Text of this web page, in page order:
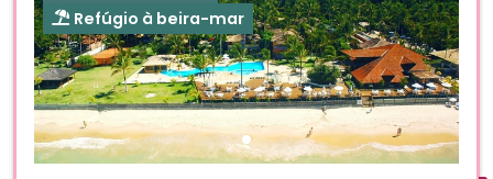
Refúgio à beira-mar